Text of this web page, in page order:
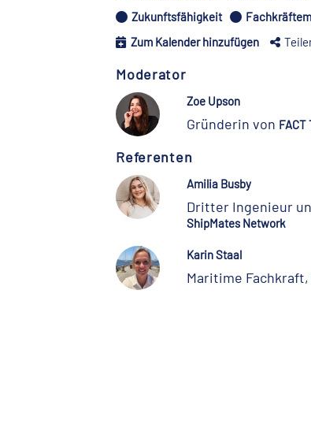
Zukunftsfähigkeit
Zum Kalender hinzufügen
Moderator
Zoe Upson
Gründerin von FACT
Referenten
Amilia Busby
Dritter Ingenieur
ShipMates Network
Karin Staal
Maritime